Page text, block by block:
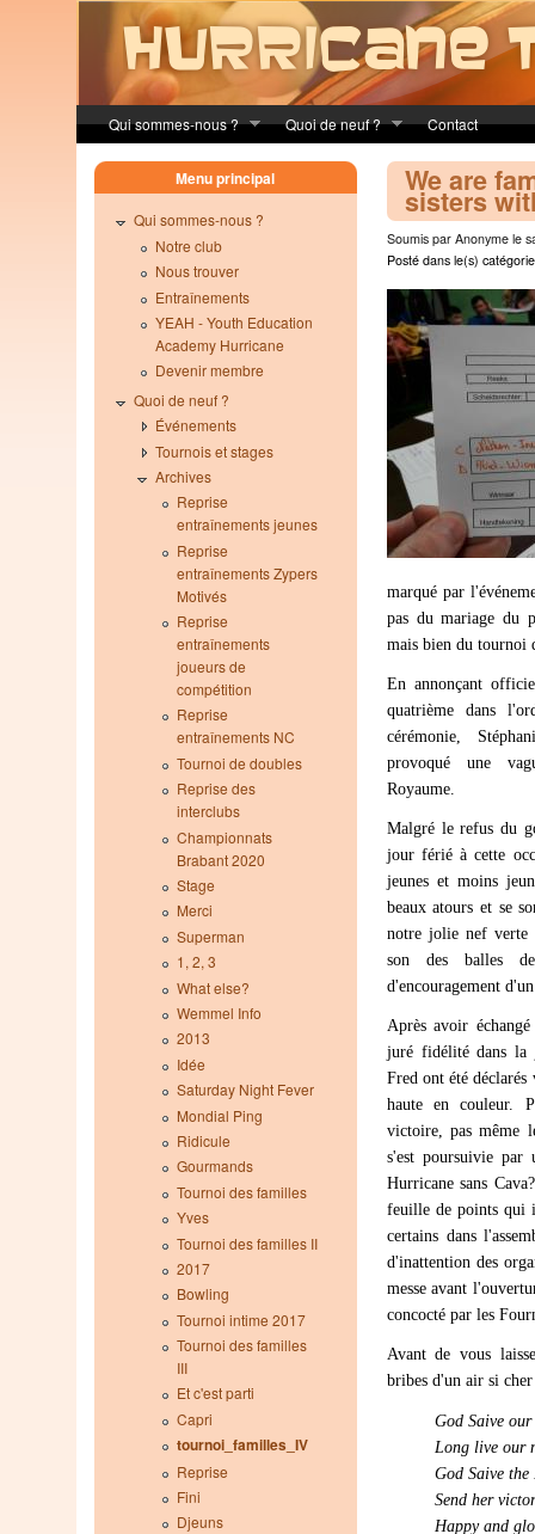
Qui sommes-nous ? Quoi de neuf ? Contact
We are
sisters
Soumis par Anonyme le
Posté dans le(s)
marqué par
pas du mariage du
mais bien du tournoi
En annonçant
quatrième dans
cérémonie,
provoqué une
Royaume.
Malgré le refus du
jour férié à cette
jeunes et moins
beaux atours et se
notre jolie nef verte
son des balles
d'encouragement
Après avoir
juré fidélité dans la
Fred ont été déclarés
haute en couleur.
victoire, pas même
s'est poursuivie
Hurricane sans
feuille de points qui
certains dans
d'inattention des
messe avant
concocté par les
Avant de vous
bribes d'un air si
God Saive
Long live our
God Saive
Send her
Happy and
Menu principal
Qui sommes-nous ?
Notre club
Nous trouver
Entraînements
YEAH - Youth Education
Academy Hurricane
Devenir membre
Quoi de neuf ?
Événements
Tournois et stages
Archives
Reprise
entraînements jeunes
Reprise
entraînements Zypers
Motivés
Reprise
entraînements
joueurs de
compétition
Reprise
entraînements NC
Tournoi de doubles
Reprise des
interclubs
Championnats
Brabant 2020
Stage
Merci
Superman
1, 2, 3
What else?
Wemmel Info
2013
Idée
Saturday Night Fever
Mondial Ping
Ridicule
Gourmands
Tournoi des familles
Yves
Tournoi des familles II
2017
Bowling
Tournoi intime 2017
Tournoi des familles
III
Et c'est parti
Capri
tournoi_familles_IV
Reprise
Fini
Djeuns